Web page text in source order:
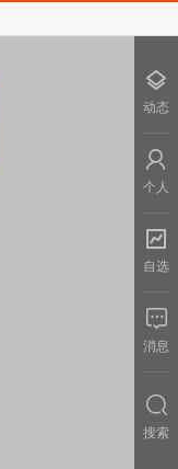
动态
个人
自选
消息
搜索